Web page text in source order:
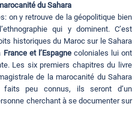
du Sahara
on y retrouve de la géopolitique bien
qui y dominent. C’est
historiques du Maroc sur le Sahara
France et l’Espagnecoloniales lui ont
Les six premiers chapitres du livre
de la marocanité du Sahara
peu connus, ils seront d’un
cherchant à se documenter sur